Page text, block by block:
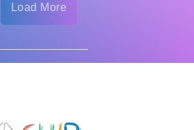
Load More